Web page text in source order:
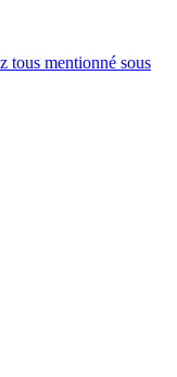
tous mentionné sous